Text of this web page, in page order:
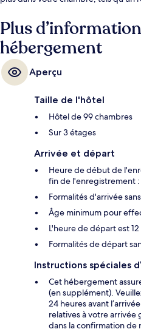
Plus
hébergement
Aperçu
Taille de l'hôtel
Hôtel de 99 chambres
Sur 3 étages
Arrivée et départ
Heure de début de
fin de l'enregistrement
Formalités d'arrivée
Âge minimum pour
L'heure de départ est
Formalités de départ
Instructions spéciales
Cet hébergement
(en supplément).
24 heures avant
relatives à votre arrivée
dans la confirmation de